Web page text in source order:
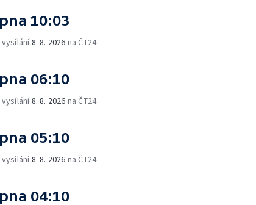
10:03
8. 8. 2026 na ČT24
06:10
8. 8. 2026 na ČT24
05:10
8. 8. 2026 na ČT24
04:10